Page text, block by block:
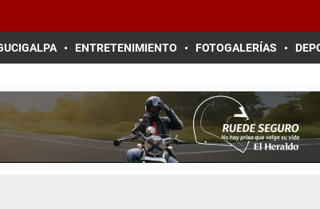
ENTRETENIMIENTO FOTOGALERÍAS